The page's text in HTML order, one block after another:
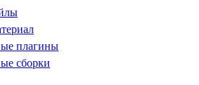
плагины
сборки